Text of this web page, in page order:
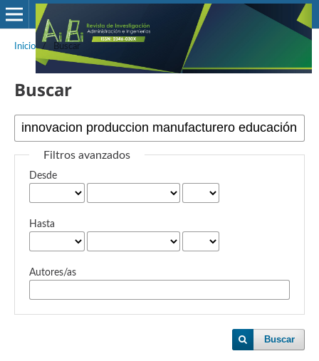
Inicio / Buscar
Buscar
Filtros avanzados
Desde
Hasta
Autores/as
Buscar